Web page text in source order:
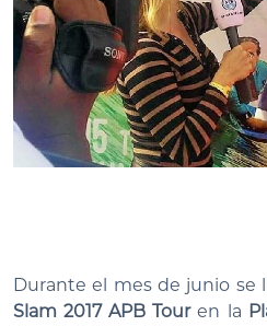
Durante el mes de junio se
Slam 2017 APB Touren la